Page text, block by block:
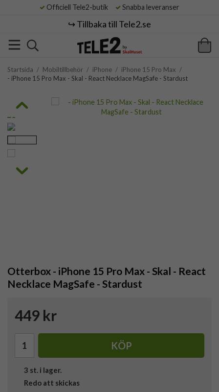
Officiell Tele2-butik Snabba leveranser
↪️ Tillbaka till Tele2.se
Startsida / Mobiltillbehör / iPhone / iPhone 15 Pro Max /
- iPhone 15 Pro Max - Skal - React Necklace MagSafe - Stardust
Otterbox - iPhone 15 Pro Max - Skal - React
Necklace MagSafe - Stardust
449 kr
KÖP
3 st. i lager.
Redo att skickas